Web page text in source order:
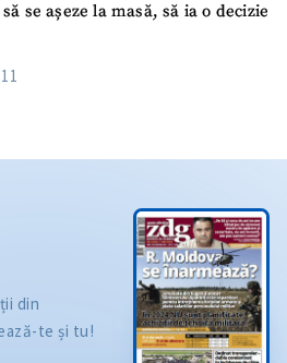
se așeze la masă, să ia o decizie
din
te și tu!